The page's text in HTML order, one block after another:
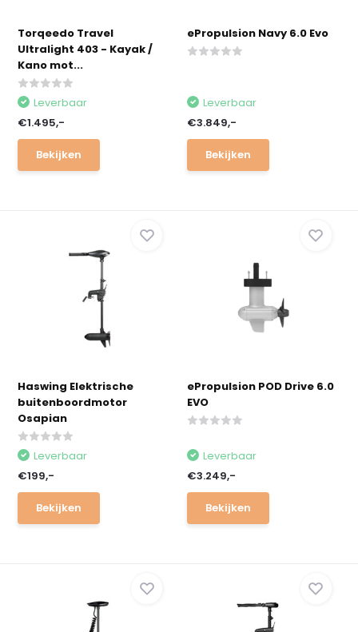
Torqeedo Travel
Ultralight 403 - Kayak /
Kano mot...
Leverbaar
€1.495,-
Bekijken
ePropulsion Navy 6.0 Evo
Leverbaar
€3.849,-
Bekijken
Haswing Elektrische
buitenboordmotor
Osapian
Leverbaar
€199,-
Bekijken
ePropulsion POD Drive 6.0
EVO
Leverbaar
€3.249,-
Bekijken